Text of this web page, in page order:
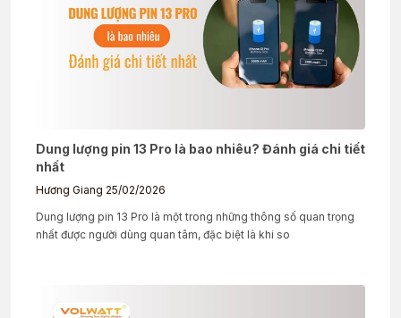
Dung lượng pin 13 Pro là bao nhiêu? Đánh giá chi tiết
nhất
Hương Giang 25/02/2026
Dung lượng pin 13 Pro là một trong những thông số quan trọng
nhất được người dùng quan tâm, đặc biệt là khi so